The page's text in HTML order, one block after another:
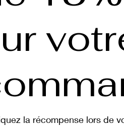
la récompense lors de